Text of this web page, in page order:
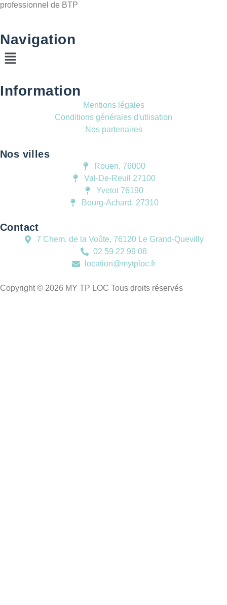
professionnel de BTP
Navigation
Information
Mentions légales
Conditions générales d'utlisation
Nos partenaires
Nos villes
Rouen, 76000
Val-De-Reuil 27100
Yvetot 76190
Bourg-Achard, 27310
Contact
7 Chem. de la Voûte, 76120 Le Grand-Quevilly
02 59 22 99 08
location@mytploc.fr
Copyright © 2026 MY TP LOC Tous droits réservés